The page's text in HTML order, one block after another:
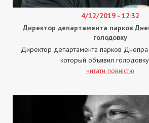
4/12/2019 - 12:32
Директор департамента парков
голодовку
Директор департамента парков
который объявил
читати повністю